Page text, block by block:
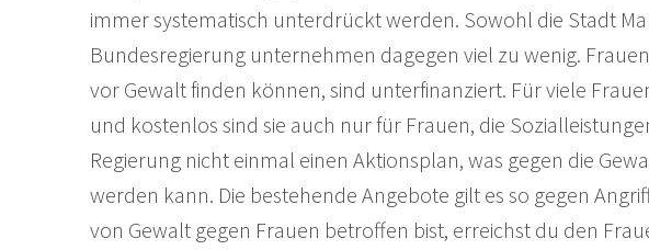
immer systematisch unterdrückt werden. Sowohl die Stadt
Bundesregierung unternehmen dagegen viel zu wenig.
vor Gewalt finden können, sind unterfinanziert. Für viele
und kostenlos sind sie auch nur für Frauen, die
Regierung nicht einmal einen Aktionsplan, was gegen die
werden kann. Die bestehende Angebote gilt es so gegen
von Gewalt gegen Frauen betroffen bist, erreichst du den